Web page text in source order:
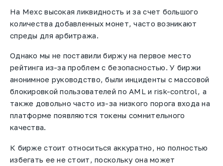
На Mexc высокая ликвидность и за счет большого
количества добавленных монет, часто возникают
спреды для арбитража.
Однако мы не поставили биржу на первое место
рейтинга из-за проблем с безопасностью. У биржи
анонимное руководство, были инциденты с массовой
блокировкой пользователей по AML и risk-control, а
также довольно часто из-за низкого порога входа на
платформе появляются токены сомнительного
качества.
К бирже стоит относиться аккуратно, но полностью
избегать ее не стоит, поскольку она может